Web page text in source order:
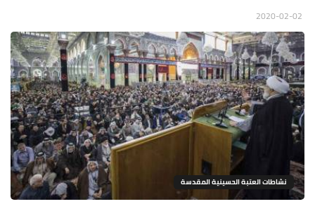
نشاطات العتبة الحسينية المقدسة